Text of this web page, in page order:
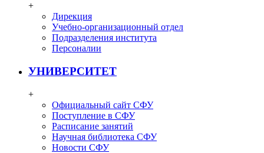
+
Дирекция
Учебно-организационный отдел
Подразделения института
Персоналии
УНИВЕРСИТЕТ
+
Официальный сайт СФУ
Поступление в СФУ
Расписание занятий
Научная библиотека СФУ
Новости СФУ